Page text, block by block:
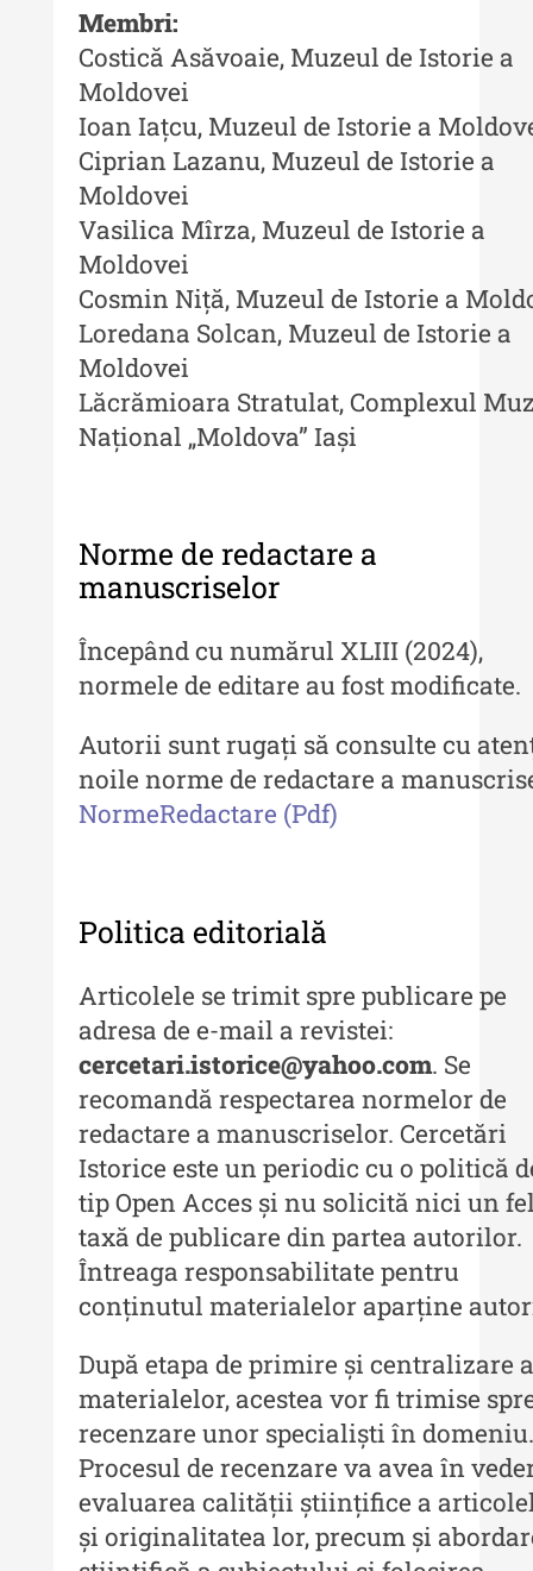
și Conservare-Restaurare a
Patrimoniului - 2021
Buletinul Centrului de Cercetare
și Conservare-Restaurare a
Patrimoniului - 2020
Buletinul Centrului de Cercetare
și Conservare-Restaurare a
Patrimoniului - 2019
Indexul Complet
MediCult - Revista de mediere
culturală
MediCult - Revista de mediere
culturală III (2024)
MediCult - Revista de mediere
Indexul Complet
Acta Pangratia
Acta Pangratia I (2023)
Acta Pangratia II (2024)
Indexul Complet
Alte publicatii, cataloage, volume de
autor
Indexul Complet
Informații Utile
Despre Editură
Contact
Indexul Publicațiilor
Membri:
Costică Asăvoaie, Muzeul de Istorie a
Moldovei
Ioan Iațcu, Muzeul de Istorie a
Ciprian Lazanu, Muzeul de Istorie a
Moldovei
Vasilica Mîrza, Muzeul de Istorie a
Moldovei
Cosmin Niță, Muzeul de Istorie a
Loredana Solcan, Muzeul de Istorie a
Moldovei
Lăcrămioara Stratulat, Complexul
Național „Moldova” Iași
Norme de redactare a
manuscriselor
Începând cu numărul XLIII (2024),
normele de editare au fost modificate.
Autorii sunt rugați să consulte cu
noile norme de redactare a
NormeRedactare (Pdf)
Politica editorială
Articolele se trimit spre publicare pe
adresa de e-mail a revistei:
cercetari.istorice@yahoo.com. Se
recomandă respectarea normelor de
redactare a manuscriselor. Cercetări
Istorice este un periodic cu o politică
tip Open Acces și nu solicită nici un
taxă de publicare din partea autorilor.
Întreaga responsabilitate pentru
conținutul materialelor aparține
După etapa de primire și centralizare a
materialelor, acestea vor fi trimise
recenzare unor specialiști în domeniu.
Procesul de recenzare va avea în
evaluarea calității științifice a
și originalitatea lor, precum și